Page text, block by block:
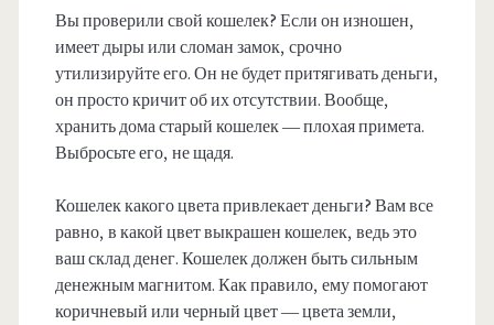
Вы проверили свой кошелек? Если он изношен,
имеет дыры или сломан замок, срочно
утилизируйте его. Он не будет притягивать деньги,
он просто кричит об их отсутствии. Вообще,
хранить дома старый кошелек — плохая примета.
Выбросьте его, не щадя.
Кошелек какого цвета привлекает деньги? Вам все
равно, в какой цвет выкрашен кошелек, ведь это
ваш склад денег. Кошелек должен быть сильным
денежным магнитом. Как правило, ему помогают
коричневый или черный цвет — цвета земли,